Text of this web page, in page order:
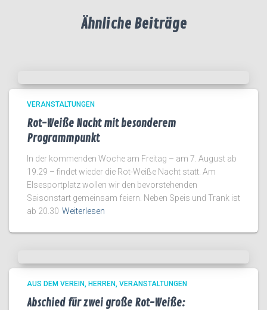
Ähnliche Beiträge
VERANSTALTUNGEN
Rot-Weiße Nacht mit besonderem
Programmpunkt
In der kommenden Woche am Freitag – am 7. August ab
19.29 – findet wieder die Rot-Weiße Nacht statt. Am
Elsesportplatz wollen wir den bevorstehenden
Saisonstart gemeinsam feiern. Neben Speis und Trank ist
ab 20.30 Weiterlesen
AUS DEM VEREIN HERREN VERANSTALTUNGEN
Abschied für zwei große Rot-Weiße: